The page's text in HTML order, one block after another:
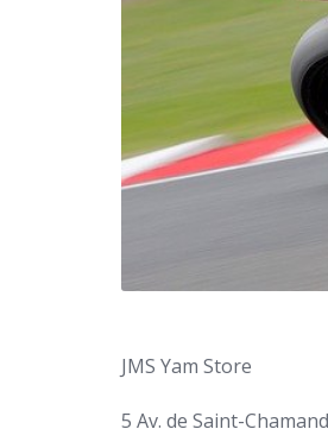
JMS Yam Store
5 Av. de Saint-